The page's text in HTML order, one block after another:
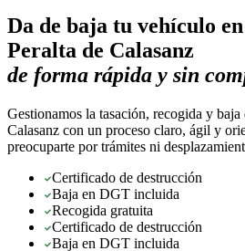
Da de baja tu vehículo en
Peralta de Calasanz
de forma rápida y sin
Gestionamos la tasación, recogida y
Calasanz con un proceso claro, ágil y
preocuparte por trámites ni
Certificado de destrucción
Baja en DGT incluida
Recogida gratuita
Certificado de destrucción
Baja en DGT incluida